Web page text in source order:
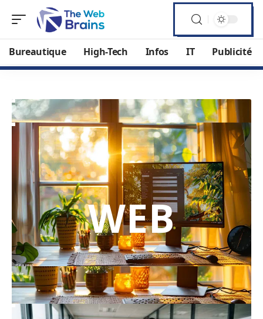
Bureautique High-Tech Infos IT Publicité
WEB
Suppression d’un compte Microsoft
sur ordinateur : les étapes simples